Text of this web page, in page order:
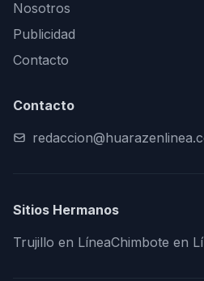
Nosotros
Publicidad
Contacto
Contacto
Sitios Hermanos
Trujillo en LíneaChimbote en